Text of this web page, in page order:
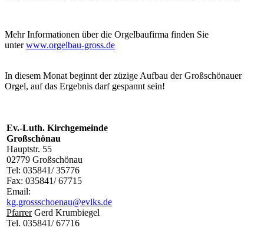
Mehr Informationen über die Orgelbaufirma finden Sie
unterwww.orgelbau-gross.de
In diesem Monat beginnt der züzige Aufbau der Großschönauer
Orgel, auf das Ergebnis darf gespannt sein!
Ev.-Luth. Kirchgemeinde
Großschönau
Hauptstr. 55
02779 Großschönau
Tel: 035841/ 35776
Fax: 035841/ 67715
Email:
kg.grossschoenau@evlks.de
PfarrerGerd Krumbiegel
Tel. 035841/ 67716